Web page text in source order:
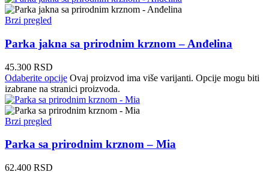
Brzi pregled
Parka jakna sa prirodnim krznom – Anđelina
45.300 RSD
Odaberite opcije Ovaj proizvod ima više varijanti. Opcije mogu biti
izabrane na stranici proizvoda.
Brzi pregled
Parka sa prirodnim krznom – Mia
62.400 RSD